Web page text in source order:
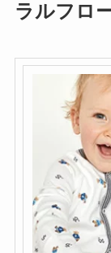
ラルフロ